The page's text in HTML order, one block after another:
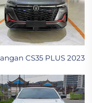
CS35 PLUS 2023